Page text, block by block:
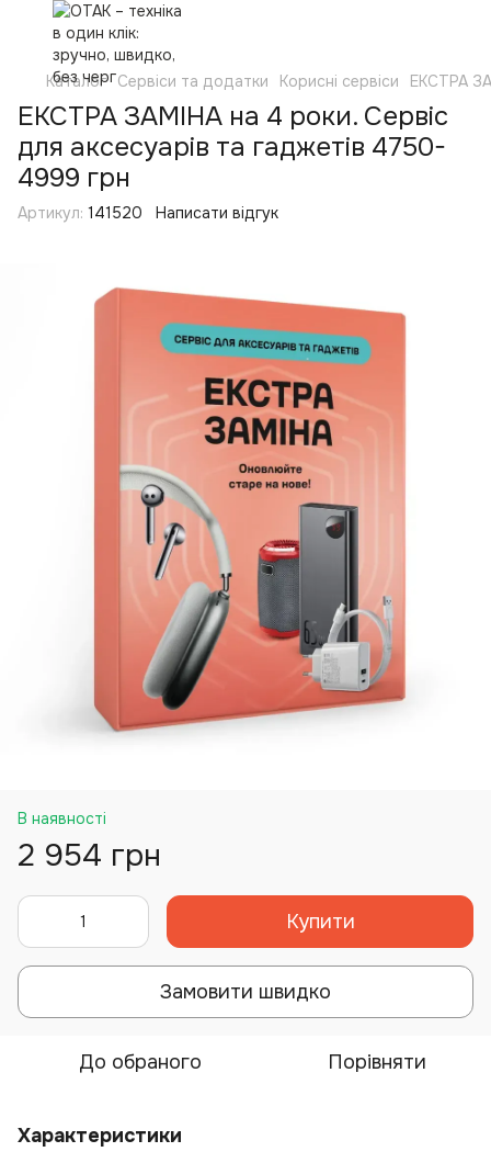
Каталог Сервіси та додатки Корисні сервіси ЕКСТРА
ЕКСТРА ЗАМІНА на 4 роки. Сервіс
для аксесуарів та гаджетів 4750-
4999 грн
Артикул: 141520 Написати відгук
В наявності
2 954 грн
Купити
Замовити швидко
До обраного Порівняти
Характеристики